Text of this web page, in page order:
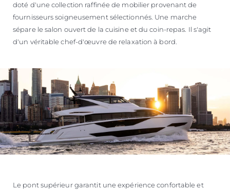
doté d'une collection raffinée de mobilier provenant de
fournisseurs soigneusement sélectionnés. Une marche
sépare le salon ouvert de la cuisine et du coin-repas. Il s'agit
d'un véritable chef-d'œuvre de relaxation à bord.
Le pont supérieur garantit une expérience confortable et